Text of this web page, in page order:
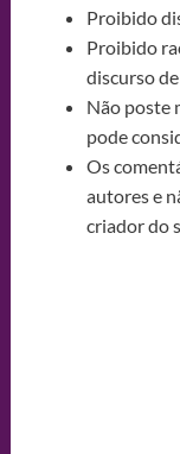
Proibido
Proibido
discurso
Não poste
pode
Os
autores e
criador do